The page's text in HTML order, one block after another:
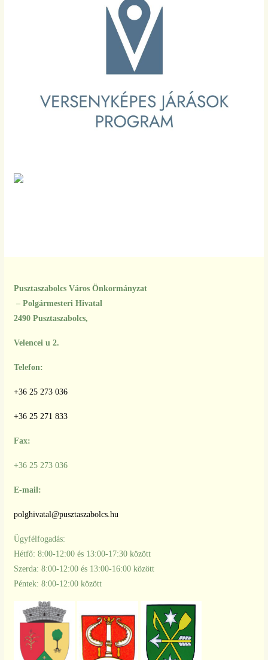
Pusztaszabolcs Város Önkormányzat
– Polgármesteri Hivatal
2490 Pusztaszabolcs,
Velencei u 2.
Telefon:
+36 25 273 036
+36 25 271 833
Fax:
+36 25 273 036
E-mail:
polghivatal@pusztaszabolcs.hu
Ügyfélfogadás:
Hétfő: 8:00-12:00 és 13:00-17:30 között
Szerda: 8:00-12:00 és 13:00-16:00 között
Péntek: 8:00-12:00 között